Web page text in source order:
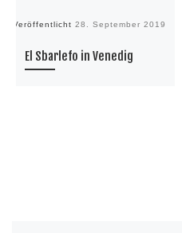
Veröffentlicht 28. September 2019
El Sbarlefo in Venedig